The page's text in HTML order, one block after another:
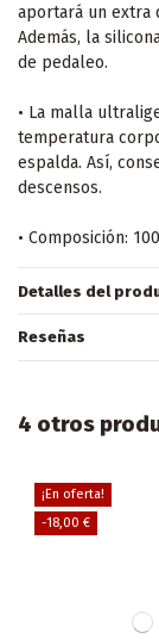
aportará un extra
Además, la
de pedaleo.
• La malla
temperatura
espalda. Así,
descensos.
• Composición:
Detalles del
Reseñas
4 otros
¡En oferta!
-18,00 €